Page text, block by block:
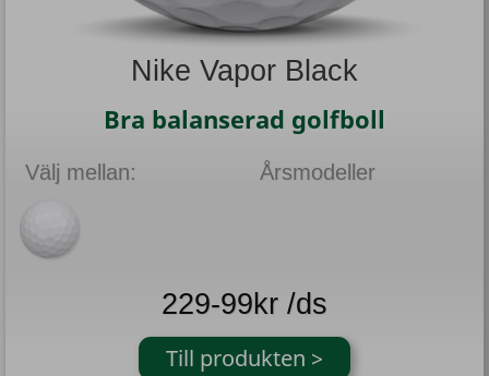
Nike Vapor Black
Bra balanserad golfboll
Välj mellan: Årsmodeller
229-99kr /ds
Till produkten >